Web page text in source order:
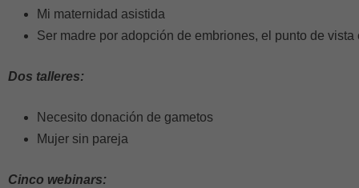
Mi maternidad asistida
Ser madre por adopción de embriones, el punto de vista
Dos talleres:
Necesito donación de gametos
Mujer sin pareja
Cinco webinars: